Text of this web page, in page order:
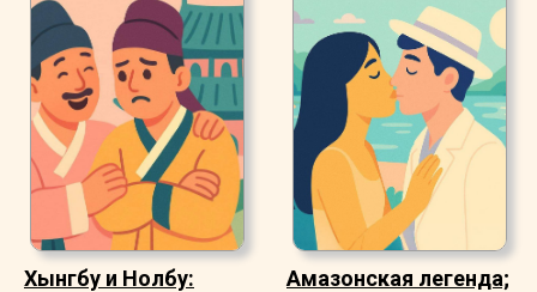
Хынгбу и Нолбу:
Амазонская легенда;